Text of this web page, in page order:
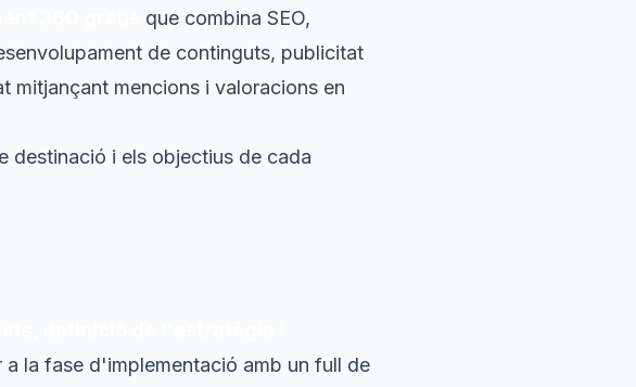
que combina SEO,
de continguts, publicitat
mitjançant mencions i valoracions en
destinació i els objectius de cada
la fase d'implementació amb un full de